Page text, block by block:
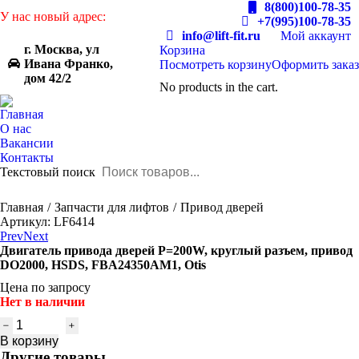
У нас новый адрес:
г. Москва, ул
Ивана Франко,
дом 42/2
8(800)100-78-35
+7(995)100-78-35
info@lift-fit.ru
Мой аккаунт
Корзина
Посмотреть корзинуОформить заказ
No products in the cart.
Главная
О нас
Вакансии
Контакты
Текстовый поиск
You are here:
Главная Запчасти для лифтов
Привод дверей
Артикул: LF6414
PrevNext
Двигатель привода дверей P=200W, круглый разъем, привод
DO2000, HSDS, FBA24350AM1, Otis
Цена по запросу
Нет в наличии
Количество
товара
Двигатель
В корзину